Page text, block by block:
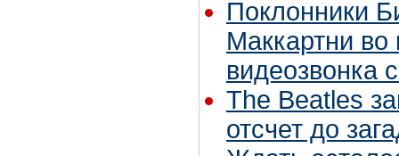
Поклонники
Маккартни во
видеозвонка
The Beatles
отсчет до